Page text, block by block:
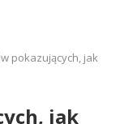
pokazujących, jak
jak